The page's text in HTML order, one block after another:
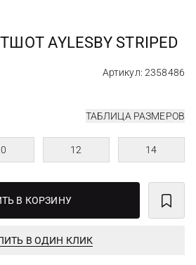
AYLESBY STRIPED
Артикул: 2358486
ТАБЛИЦА РАЗМЕРОВ
12 14
В КОРЗИНУ
В ОДИН КЛИК